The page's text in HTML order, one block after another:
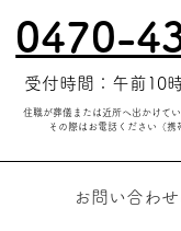
0470-
受付時間：午前10
住職が葬儀または近所へ出かけて
その際はお電話ください（携
お問い合わ